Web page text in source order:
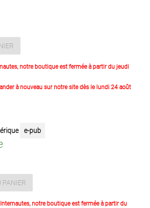
notre boutique est fermée à partir du jeudi
à nouveau sur notre site dès le lundi 24 août
e-pub
PANIER
notre boutique est fermée à partir du